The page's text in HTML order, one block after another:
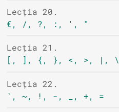
Lecția 20.
€, /, ?, :, ', "
Lecția 21.
[, ], {, }, <, >, |, \
Lecția 22.
`, ~, !, -, _, +, =